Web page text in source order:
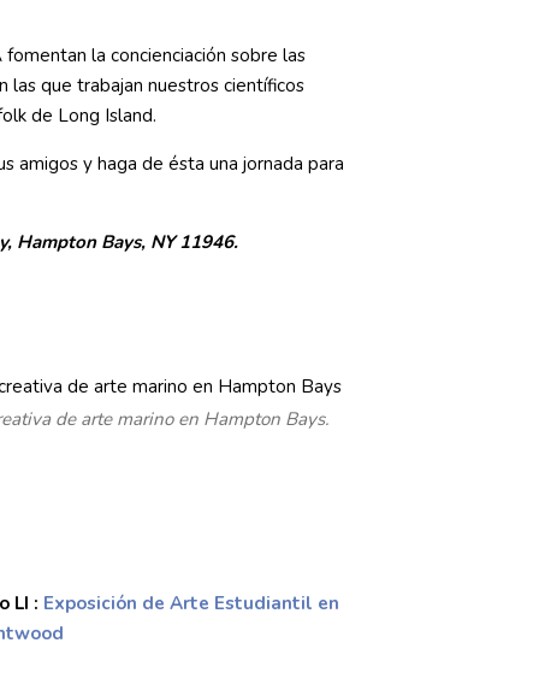
la concienciación sobre las
las que trabajan nuestros científicos
de Long Island.
amigos y haga de ésta una jornada para
Hampton Bays, NY 11946.
de arte marino en Hampton Bays.
LI : Exposición de Arte Estudiantil en